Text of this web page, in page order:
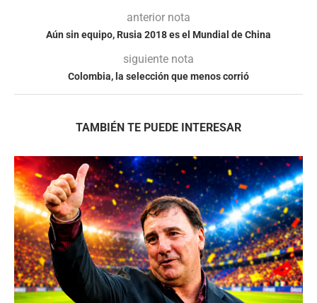
anterior nota
Aún sin equipo, Rusia 2018 es el Mundial de China
siguiente nota
Colombia, la selección que menos corrió
TAMBIÉN TE PUEDE INTERESAR